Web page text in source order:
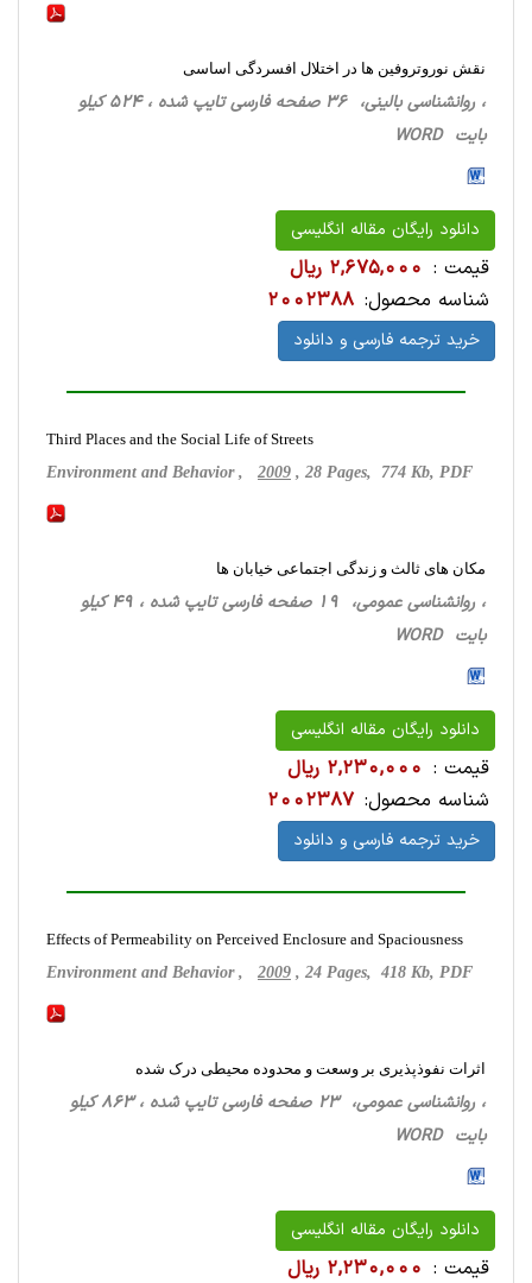
نقش نوروتروفین ها در اختلال افسردگی اساسی
، روانشناسی ‌بالینی، 36 صفحه فارسی تایپ شده ، 524 کیلو
بایت WORD
دانلود رایگان مقاله انگلیسی
قیمت : 2,675,000 ریال
شناسه محصول: 2002388
خرید ترجمه فارسی و دانلود
Third Places and the Social Life of Streets
Environment and Behavior , 2009 , 28 Pages, 774 Kb, PDF
مکان های ثالث و زندگی اجتماعی خیابان ها
، روانشناسی‌ عمومی، 19 صفحه فارسی تایپ شده ، 49 کیلو
بایت WORD
دانلود رایگان مقاله انگلیسی
قیمت : 2,230,000 ریال
شناسه محصول: 2002387
خرید ترجمه فارسی و دانلود
Effects of Permeability on Perceived Enclosure and Spaciousness
Environment and Behavior , 2009 , 24 Pages, 418 Kb, PDF
اثرات نفوذپذیری بر وسعت و محدوده محیطی درک شده
، روانشناسی‌ عمومی، 23 صفحه فارسی تایپ شده ، 863 کیلو
بایت WORD
دانلود رایگان مقاله انگلیسی
قیمت : 2,230,000 ریال